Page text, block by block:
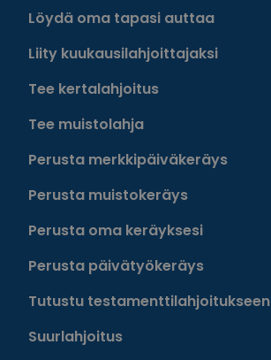
Löydä oma tapasi auttaa
Liity kuukausilahjoittajaksi
Tee kertalahjoitus
Tee muistolahja
Perusta merkkipäiväkeräys
Perusta muistokeräys
Perusta oma keräyksesi
Perusta päivätyökeräys
Tutustu testamenttilahjoitukseen
Suurlahjoitus